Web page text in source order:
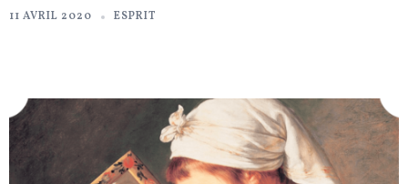
11 AVRIL 2020 ESPRIT